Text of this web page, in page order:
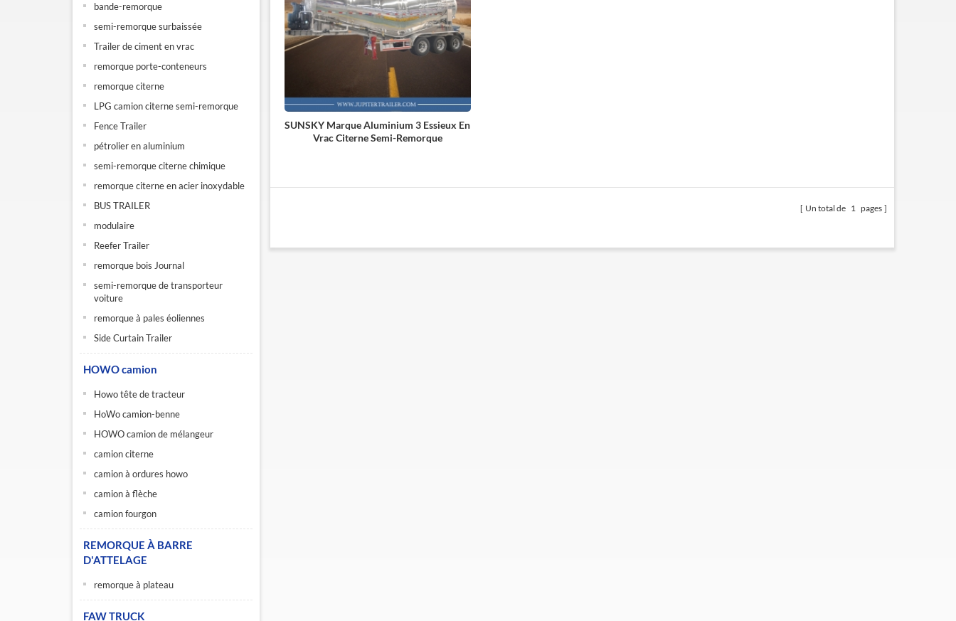
bande-remorque
semi-remorque surbaissée
Trailer de ciment en vrac
remorque porte-conteneurs
remorque citerne
LPG camion citerne semi-remorque
Fence Trailer
pétrolier en aluminium
semi-remorque citerne chimique
remorque citerne en acier inoxydable
BUS TRAILER
modulaire
Reefer Trailer
remorque bois Journal
semi-remorque de transporteur
voiture
remorque à pales éoliennes
Side Curtain Trailer
HOWO camion
Howo tête de tracteur
HoWo camion-benne
HOWO camion de mélangeur
camion citerne
camion à ordures howo
camion à flèche
camion fourgon
REMORQUE À BARRE
D'ATTELAGE
remorque à plateau
FAW TRUCK
SUNSKY Marque Aluminium 3 Essieux En
Vrac Citerne Semi-Remorque
Un total de 1 pages